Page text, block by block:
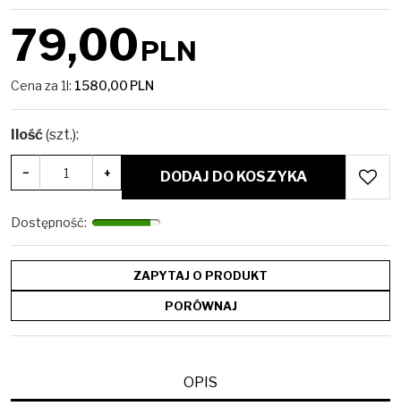
79,00PLN
Cena za 1l: 1580,00 PLN
Ilość(szt.):
− + DODAJ DO KOSZYKA
Dostępność:
ZAPYTAJ O PRODUKT
PORÓWNAJ
OPIS